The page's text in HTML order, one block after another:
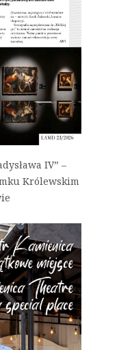
IV” –
Królewskim